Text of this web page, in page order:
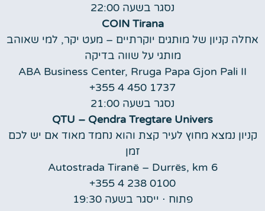
נסגר בשעה 22:00
COIN Tirana
אחלה קניון של מותגים יוקרתיים – מעט יקר, למי שאוהב
מותגי על שווה בדיקה
ABA Business Center, Rruga Papa Gjon Pali II
+355 4 450 1737
נסגר בשעה 21:00
QTU – Qendra Tregtare Univers
קניון נמצא מחוץ לעיר קצת והוא נחמד מאוד אם יש לכם
זמן
Autostrada Tiranë – Durrës, km 6
+355 4 238 0100
פתוח ⋅ ייסגר בשעה 19:30